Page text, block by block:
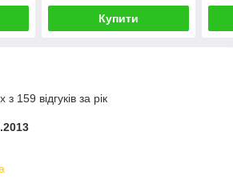
Купити
159 відгуків за рік